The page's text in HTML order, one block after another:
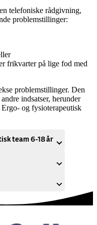
telefoniske rådgivning,
problemstillinger:
frikvarter på lige fod med
problemstillinger. Den
indsatser, herunder
og fysioterapeutisk
team 6-18 år